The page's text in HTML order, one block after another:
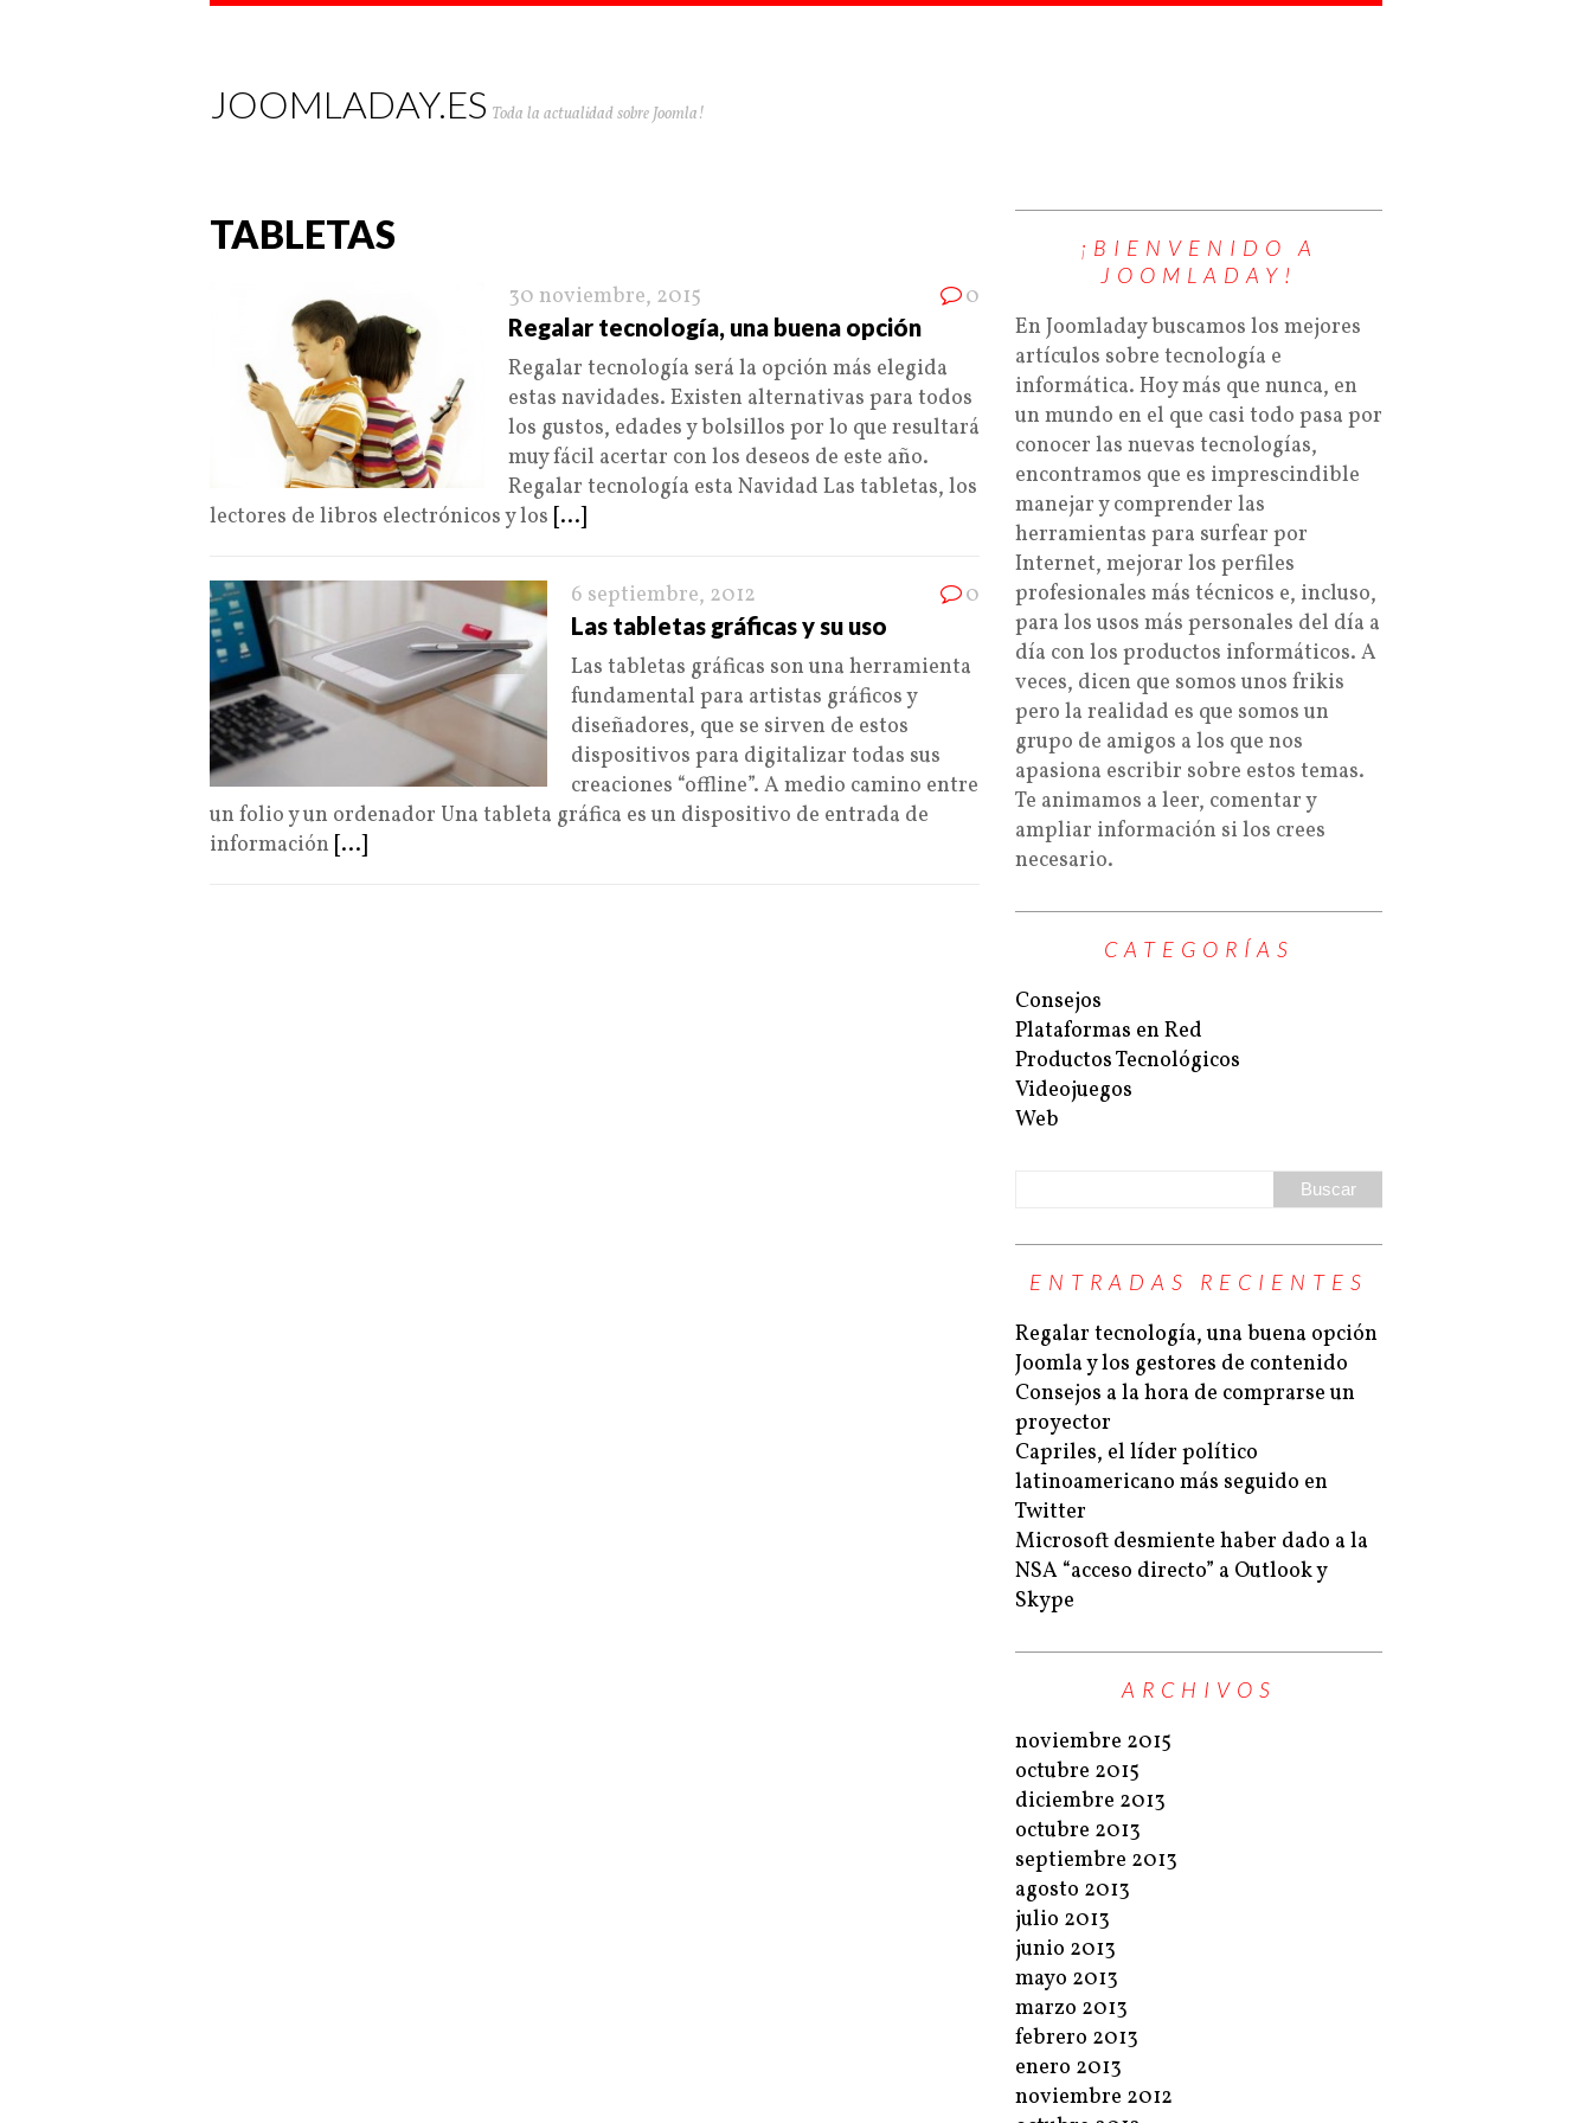
JOOMLADAY.ES Toda la actualidad sobre Joomla!
TABLETAS
30 noviembre, 2015 0
Regalar tecnología, una buena opción
Regalar tecnología será la opción más elegida
estas navidades. Existen alternativas para todos
los gustos, edades y bolsillos por lo que resultará
muy fácil acertar con los deseos de este año.
Regalar tecnología esta Navidad Las tabletas, los
lectores de libros electrónicos y los [...]
6 septiembre, 2012 0
Las tabletas gráficas y su uso
Las tabletas gráficas son una herramienta
fundamental para artistas gráficos y
diseñadores, que se sirven de estos
dispositivos para digitalizar todas sus
creaciones “offline”. A medio camino entre
un folio y un ordenador Una tableta gráfica es un dispositivo de entrada de
información [...]
¡BIENVENIDO A
JOOMLADAY!
En Joomladay buscamos los mejores
artículos sobre tecnología e
informática. Hoy más que nunca, en
un mundo en el que casi todo pasa por
conocer las nuevas tecnologías,
encontramos que es imprescindible
manejar y comprender las
herramientas para surfear por
Internet, mejorar los perfiles
profesionales más técnicos e, incluso,
para los usos más personales del día a
día con los productos informáticos. A
veces, dicen que somos unos frikis
pero la realidad es que somos un
grupo de amigos a los que nos
apasiona escribir sobre estos temas.
Te animamos a leer, comentar y
ampliar información si los crees
necesario.
CATEGORÍAS
Consejos
Plataformas en Red
Productos Tecnológicos
Videojuegos
Web
ENTRADAS RECIENTES
Regalar tecnología, una buena opción
Joomla y los gestores de contenido
Consejos a la hora de comprarse un
proyector
Capriles, el líder político
latinoamericano más seguido en
Twitter
Microsoft desmiente haber dado a la
NSA “acceso directo” a Outlook y
Skype
ARCHIVOS
noviembre 2015
octubre 2015
diciembre 2013
octubre 2013
septiembre 2013
agosto 2013
julio 2013
junio 2013
mayo 2013
marzo 2013
febrero 2013
enero 2013
noviembre 2012